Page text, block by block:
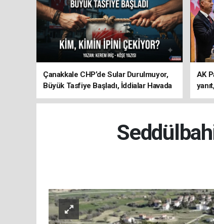
Çanakkale CHP’de Sular Durulmuyor,
Büyük Tasfiye Başladı, İddialar Havada
Uçuşuyor
AK